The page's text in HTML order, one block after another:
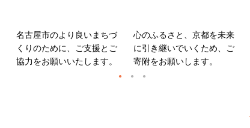
名古屋市のより良いまちづ
くりのために、ご支援とご
協力をお願いいたします。
心のふるさと、京都を未来
に引き継いでいくため、ご
寄附をお願いします。